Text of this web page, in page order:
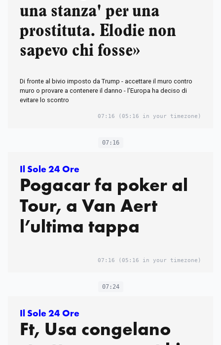
una stanza' per una
prostituta. Elodie non
sapevo chi fosse»
Di fronte al bivio imposto da Trump - accettare il muro contro
muro o provare a contenere il danno - l’Europa ha deciso di
evitare lo scontro
07:16 (05:16 in your timezone)
07:16
Il Sole 24 Ore
Pogacar fa poker al
Tour, a Van Aert
l’ultima tappa
07:16 (05:16 in your timezone)
07:24
Il Sole 24 Ore
Ft, Usa congelano